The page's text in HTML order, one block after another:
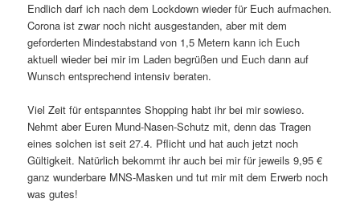
Endlich darf ich nach dem Lockdown wieder für Euch aufmachen.
Corona ist zwar noch nicht ausgestanden, aber mit dem
geforderten Mindestabstand von 1,5 Metern kann ich Euch
aktuell wieder bei mir im Laden begrüßen und Euch dann auf
Wunsch entsprechend intensiv beraten.
Viel Zeit für entspanntes Shopping habt ihr bei mir sowieso.
Nehmt aber Euren Mund-Nasen-Schutz mit, denn das Tragen
eines solchen ist seit 27.4. Pflicht und hat auch jetzt noch
Gültigkeit. Natürlich bekommt ihr auch bei mir für jeweils 9,95 €
ganz wunderbare MNS-Masken und tut mir mit dem Erwerb noch
was gutes!